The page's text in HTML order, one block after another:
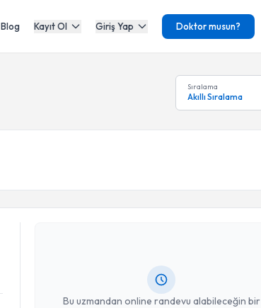
Blog Kayıt Ol Giriş Yap Doktor musun?
Sıralama
Akıllı Sıralama
Bu uzmandan online randevu alabileceğin bir
Op. Dr. Aytaç Can